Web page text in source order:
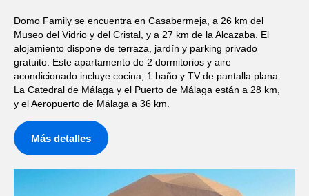
Domo Family se encuentra en Casabermeja, a 26 km del
Museo del Vidrio y del Cristal, y a 27 km de la Alcazaba. El
alojamiento dispone de terraza, jardín y parking privado
gratuito. Este apartamento de 2 dormitorios y aire
acondicionado incluye cocina, 1 baño y TV de pantalla plana.
La Catedral de Málaga y el Puerto de Málaga están a 28 km,
y el Aeropuerto de Málaga a 36 km.
Más detalles